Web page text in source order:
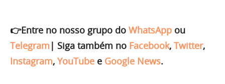
👉Entre no nosso grupo do WhatsApp ou
Telegram | Siga também no Facebook, Twitter,
Instagram, YouTube e Google News.